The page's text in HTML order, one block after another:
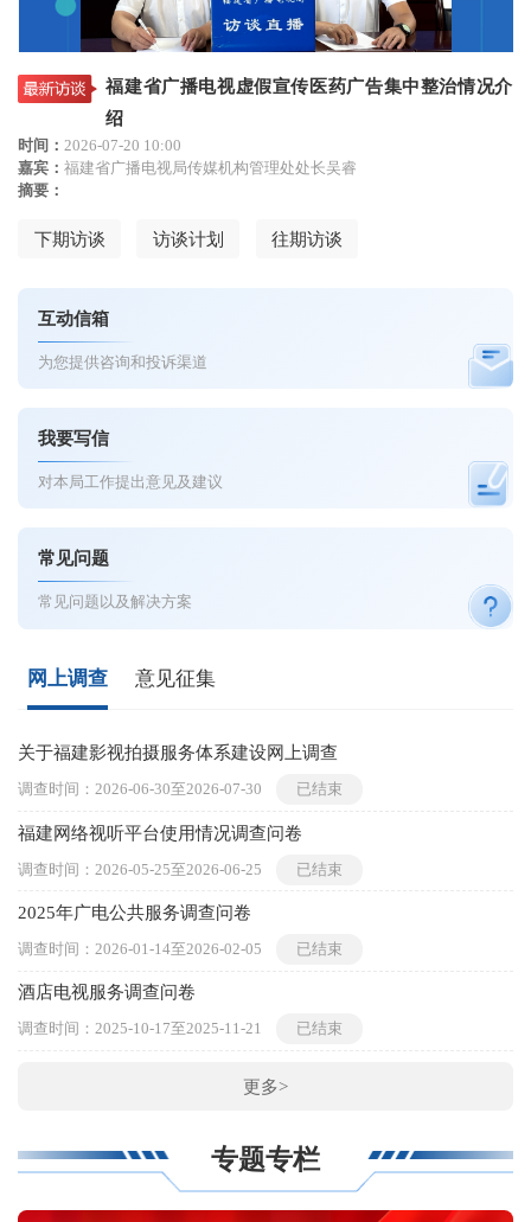
福建省广播电视虚假宣传医药广告集中整治情况介
绍
时间：2026-07-20 10:00
嘉宾：福建省广播电视局传媒机构管理处处长吴睿
摘要：
下期访谈 访谈计划 往期访谈
互动信箱
为您提供咨询和投诉渠道
我要写信
对本局工作提出意见及建议
常见问题
常见问题以及解决方案
网上调查 意见征集
关于福建影视拍摄服务体系建设网上调查
调查时间：2026-06-30至2026-07-30 已结束
福建网络视听平台使用情况调查问卷
调查时间： 2026-05-25至2026-06-25 已结束
2025年广电公共服务调查问卷
调查时间： 2026-01-14至2026-02-05 已结束
酒店电视服务调查问卷
调查时间：2025-10-17至2025-11-21 已结束
更多>
专题专栏